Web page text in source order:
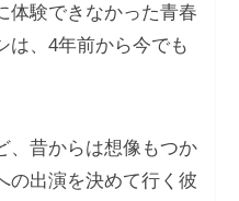
体験できなかった⻘春
は、4年前から今でも
、昔からは想像もつか
の出演を決めて⾏く彼